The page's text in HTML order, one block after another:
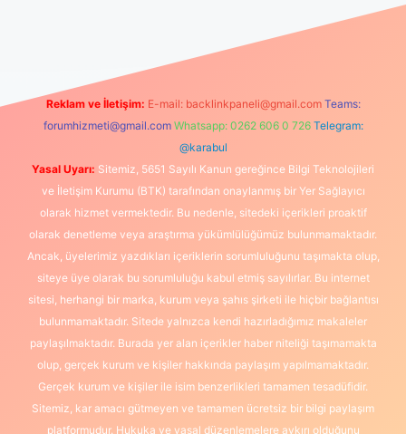
elexbetgiris.org
Reklam ve İletişim: E-mail: backlinkpaneli@gmail.com Teams:
forumhizmeti@gmail.com Whatsapp: 0262 606 0 726 Telegram:
@karabul
Yasal Uyarı: Sitemiz, 5651 Sayılı Kanun gereğince Bilgi Teknolojileri
ve İletişim Kurumu (BTK) tarafından onaylanmış bir Yer Sağlayıcı
olarak hizmet vermektedir. Bu nedenle, sitedeki içerikleri proaktif
olarak denetleme veya araştırma yükümlülüğümüz bulunmamaktadır.
Ancak, üyelerimiz yazdıkları içeriklerin sorumluluğunu taşımakta olup,
siteye üye olarak bu sorumluluğu kabul etmiş sayılırlar. Bu internet
sitesi, herhangi bir marka, kurum veya şahıs şirketi ile hiçbir bağlantısı
bulunmamaktadır. Sitede yalnızca kendi hazırladığımız makaleler
paylaşılmaktadır. Burada yer alan içerikler haber niteliği taşımamakta
olup, gerçek kurum ve kişiler hakkında paylaşım yapılmamaktadır.
Gerçek kurum ve kişiler ile isim benzerlikleri tamamen tesadüfidir.
Sitemiz, kar amacı gütmeyen ve tamamen ücretsiz bir bilgi paylaşım
platformudur. Hukuka ve yasal düzenlemelere aykırı olduğunu